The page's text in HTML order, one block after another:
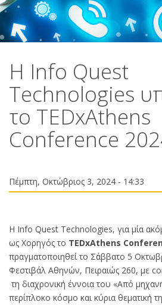
Η Info Quest
Technologies
το TEDxAthens
Conference
Πέμπτη, Οκτώβριος 3, 2024 - 14:33
H Info Quest Technologies, για μία
ως Χορηγός το TEDxAthens
πραγματοποιηθεί το Σάββατο 5
Φεστιβάλ Αθηνών, Πειραιώς 260, με
τη διαχρονική έννοια του «Από
περίπλοκο κόσμο και κύρια θεματική